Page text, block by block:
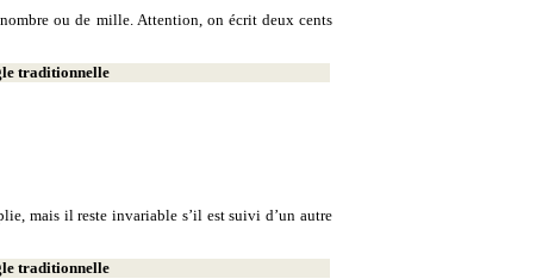
ou de mille. Attention, on écrit deux cents
traditionnelle
mais il reste invariable s’il est suivi d’un autre
traditionnelle